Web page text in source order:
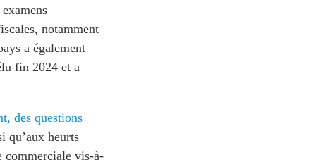
notamment
a également
fin 2024 et a
des questions
qu’aux heurts
commerciale vis-à-